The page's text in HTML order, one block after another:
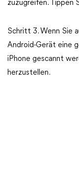
zuzugreifen. Tippen
Schritt 3. Wenn Sie
Android-Gerät eine
iPhone gescannt
herzustellen.